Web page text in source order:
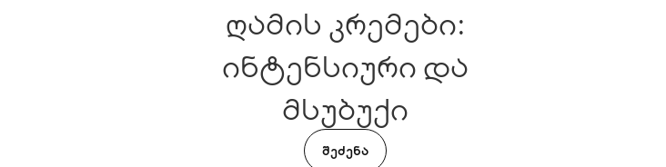
ღამის კრემები:
ინტენსიური და
მსუბუქი
ᲨᲔᲫᲔᲜᲐ